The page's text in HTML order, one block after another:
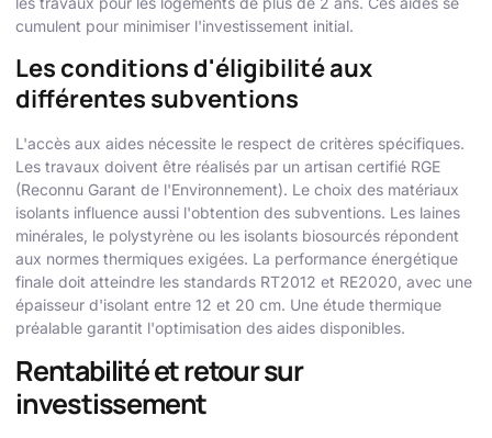
cumulent pour minimiser l'investissement initial.
Les conditions d'éligibilité aux
différentes subventions
L'accès aux aides nécessite le respect de critères spécifiques.
Les travaux doivent être réalisés par un artisan certifié RGE
(Reconnu Garant de l'Environnement). Le choix des matériaux
isolants influence aussi l'obtention des subventions. Les laines
minérales, le polystyrène ou les isolants biosourcés répondent
aux normes thermiques exigées. La performance énergétique
finale doit atteindre les standards RT2012 et RE2020, avec une
épaisseur d'isolant entre 12 et 20 cm. Une étude thermique
préalable garantit l'optimisation des aides disponibles.
Rentabilité et retour sur
investissement